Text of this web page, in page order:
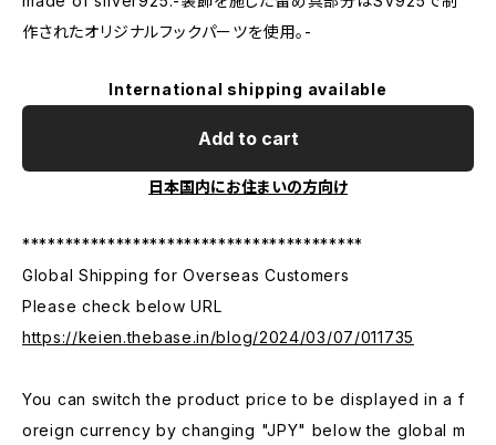
作されたオリジナルフックパーツを使用。-
International shipping available
Add to cart
日本国内にお住まいの方向け
****************************************
Global Shipping for Overseas Customers
Please check below URL
https://keien.thebase.in/blog/2024/03/07/011735
You can switch the product price to be displayed in a f
oreign currency by changing "JPY" below the global m